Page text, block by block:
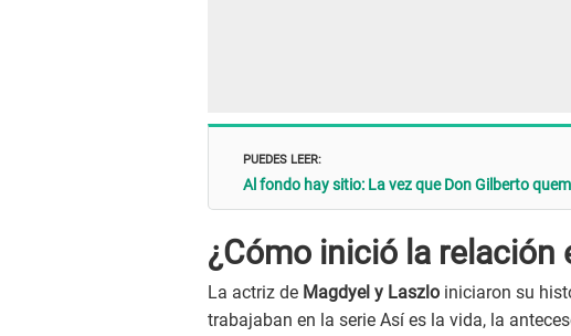
PUEDES LEER:
Al fondo hay sitio: La vez que Don Gilberto
¿Cómo inició la relación
La actriz de Magdyel y Laszlo iniciaron su
trabajaban en la serie Así es la vida, la